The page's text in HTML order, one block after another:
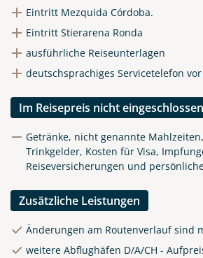
Eintritt Mezquida Córdoba.
Eintritt Stierarena Ronda
ausführliche Reiseunterlagen
deutschsprachiges Servicetelefon
Im Reisepreis nicht eingeschlossen
Getränke, nicht genannte
Trinkgelder, Kosten für Visa,
Reiseversicherungen und
Zusätzliche Leistungen
Änderungen am Routenverlauf sind
weitere Abflughäfen D/A/CH -